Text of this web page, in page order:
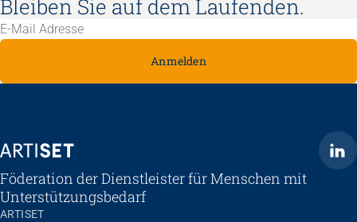
Bleiben Sie auf dem Laufenden.
Anmelden
ARTISET
Föderation der Dienstleister für Menschen mit
Unterstützungsbedarf
ARTISET